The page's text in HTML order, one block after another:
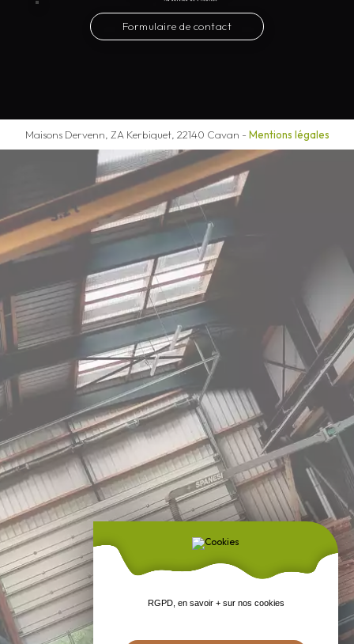
Formulaire de contact
Maisons Dervenn, ZA Kerbiquet, 22140 Cavan - Mentions légales
RGPD, en savoir + sur nos cookies